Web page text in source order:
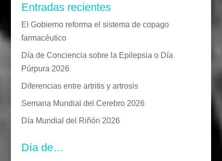
Entradas recientes
El Gobierno reforma el sistema de copago
farmacéutico
Día de Conciencia sobre la Epilepsia o Día
Púrpura 2026
Diferencias entre artritis y artrosis
Semana Mundial del Cerebro 2026
Día Mundial del Riñón 2026
Día de…